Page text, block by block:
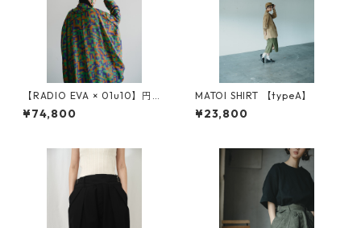
【RADIO EVA × 01u10】円環
digital camouflage jacquar
d reversible coat
¥74,800
MATOI SHIRT 【typeA】
¥23,800